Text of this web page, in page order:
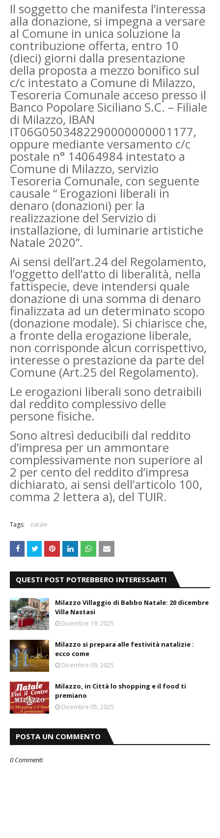
Il soggetto che manifesta l’interessa
alla donazione, si impegna a versare
al Comune in unica soluzione la
contribuzione offerta, entro 10
(dieci) giorni dalla presentazione
della proposta a mezzo bonifico sul
c/c intestato a Comune di Milazzo,
Tesoreria Comunale acceso presso il
Banco Popolare Siciliano S.C. – Filiale
di Milazzo, IBAN
IT06G0503482290000000001177,
oppure mediante versamento c/c
postale n° 14064984 intestato a
Comune di Milazzo, servizio
Tesoreria Comunale, con seguente
causale “ Erogazioni liberali in
denaro (donazioni) per la
realizzazione del Servizio di
installazione, di luminarie artistiche
Natale 2020”.
Ai sensi dell’art.24 del Regolamento,
l’oggetto dell’atto di liberalità, nella
fattispecie, deve intendersi quale
donazione di una somma di denaro
finalizzata ad un determinato scopo
(donazione modale). Si chiarisce che,
a fronte della erogazione liberale,
non corrisponde alcun corrispettivo,
interesse o prestazione da parte del
Comune (Art.25 del Regolamento).
Le erogazioni liberali sono detraibili
dal reddito complessivo delle
persone fisiche.
Sono altresì deducibili dal reddito
d’impresa per un ammontare
complessivamente non superiore al
2 per cento del reddito d’impresa
dichiarato, ai sensi dell’articolo 100,
comma 2 lettera a), del TUIR.
Tags: natale
QUESTI POST POTREBBERO INTERESSARTI
Milazzo Villaggio di Babbo Natale: 20 dicembre
Villa Nastasi
Dicembre 19, 2025
Milazzo si prepara alle festività natalizie :
ecco come
Dicembre 09, 2025
Milazzo, in Città lo shopping e il food ti
premiano
Dicembre 05, 2025
POSTA UN COMMENTO
0 Commenti